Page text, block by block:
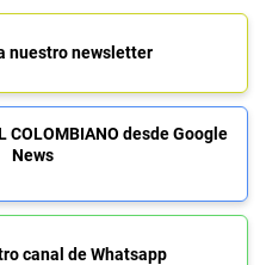
nuestro newsletter
COLOMBIANO desde Google
News
canal de Whatsapp